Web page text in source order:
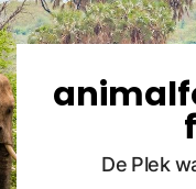
S
k
i
p
t
o
c
De Plek